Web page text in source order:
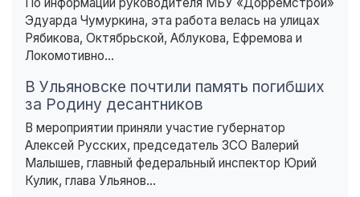
Эдуарда Чумуркина, эта работа велась на улицах
Рябикова, Октябрьской, Аблукова, Ефремова и
Локомотивно...
В Ульяновске почтили память погибших
за Родину десантников
В мероприятии приняли участие губернатор
Алексей Русских, председатель ЗСО Валерий
Малышев, главный федеральный инспектор Юрий
Кулик, глава Ульянов...